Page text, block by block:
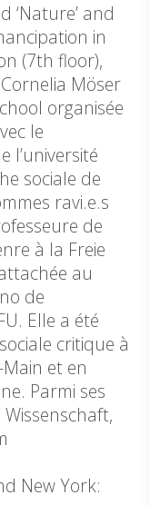
‘Nature’ and
in
(7th floor),
Möser
organisée
le
l’université
sociale de
ravi.e.s
de
à la Freie
au
de
Elle a été
critique à
et en
Parmi ses
New York: